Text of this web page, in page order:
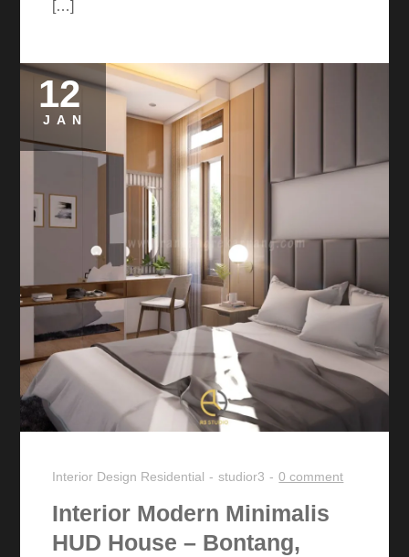
[…]
12
JAN
Interior Design Residential studior3 0 comment
Interior Modern Minimalis
HUD House – Bontang,